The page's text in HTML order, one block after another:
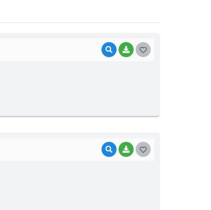
VISUALIZAR
BAIXAR
VISUALIZAR
BAIXAR